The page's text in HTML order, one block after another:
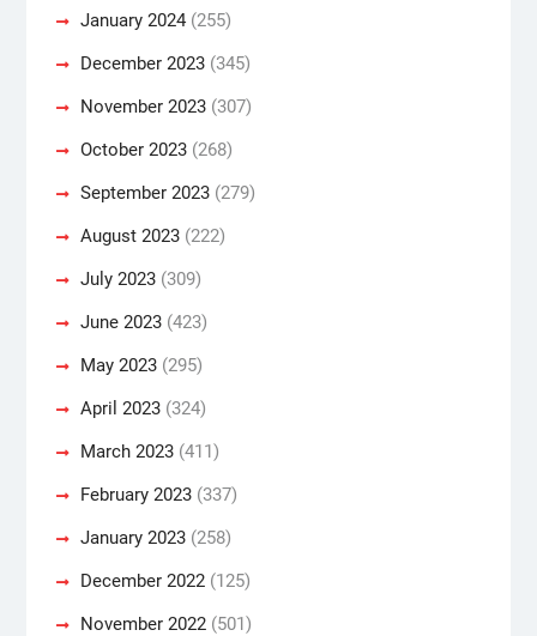
January 2024(255)
December 2023(345)
November 2023(307)
October 2023(268)
September 2023(279)
August 2023(222)
July 2023(309)
June 2023(423)
May 2023(295)
April 2023(324)
March 2023(411)
February 2023(337)
January 2023(258)
December 2022(125)
November 2022(501)